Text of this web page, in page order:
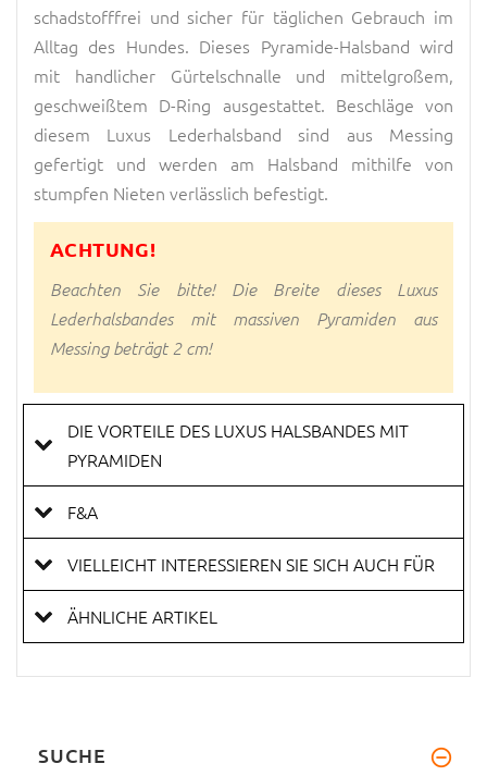
schadstofffrei und sicher für täglichen Gebrauch im
Alltag des Hundes. Dieses Pyramide-Halsband wird
mit handlicher Gürtelschnalle und mittelgroßem,
geschweißtem D-Ring ausgestattet. Beschläge von
diesem Luxus Lederhalsband sind aus Messing
gefertigt und werden am Halsband mithilfe von
stumpfen Nieten verlässlich befestigt.
ACHTUNG!
Beachten Sie bitte! Die Breite dieses Luxus
Lederhalsbandes mit massiven Pyramiden aus
Messing beträgt 2 cm!
DIE VORTEILE DES LUXUS HALSBANDES MIT
PYRAMIDEN
F&A
VIELLEICHT INTERESSIEREN SIE SICH AUCH FÜR
ÄHNLICHE ARTIKEL
SUCHE